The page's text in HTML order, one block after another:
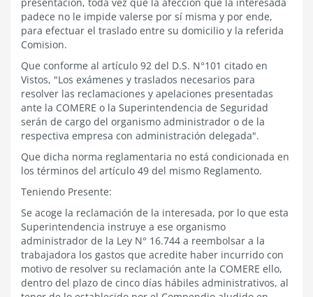
padece no le impide valerse por sí misma y por ende,
para efectuar el traslado entre su domicilio y la referida
Comision.
Que conforme al artículo 92 del D.S. N°101 citado en
Vistos, "Los exámenes y traslados necesarios para
resolver las reclamaciones y apelaciones presentadas
ante la COMERE o la Superintendencia de Seguridad
serán de cargo del organismo administrador o de la
respectiva empresa con administración delegada".
Que dicha norma reglamentaria no está condicionada en
los términos del artículo 49 del mismo Reglamento.
Teniendo Presente:
Se acoge la reclamación de la interesada, por lo que esta
Superintendencia instruye a ese organismo
administrador de la Ley N° 16.744 a reembolsar a la
trabajadora los gastos que acredite haber incurrido con
motivo de resolver su reclamación ante la COMERE ello,
dentro del plazo de cinco días hábiles administrativos, al